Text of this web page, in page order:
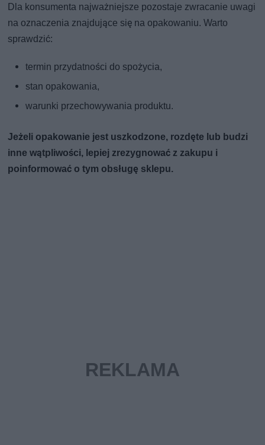
Dla konsumenta najważniejsze pozostaje zwracanie uwagi
na oznaczenia znajdujące się na opakowaniu. Warto
sprawdzić:
termin przydatności do spożycia,
stan opakowania,
warunki przechowywania produktu.
Jeżeli opakowanie jest uszkodzone, rozdęte lub budzi
inne wątpliwości, lepiej zrezygnować z zakupu i
poinformować o tym obsługę sklepu.